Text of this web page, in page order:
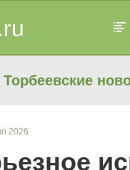
Торбеевские
2026